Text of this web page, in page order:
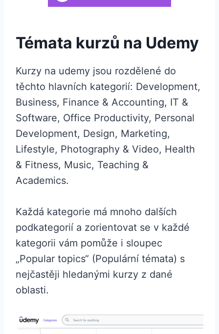
Témata kurzů na Udemy
Kurzy na udemy jsou rozdělené do
těchto hlavních kategorií: Development,
Business, Finance & Accounting, IT &
Software, Office Productivity, Personal
Development, Design, Marketing,
Lifestyle, Photography & Video, Health
& Fitness, Music, Teaching &
Academics.
Každá kategorie má mnoho dalších
podkategorií a zorientovat se v každé
kategorii vám pomůže i sloupec
„Popular topics“ (Populární témata) s
nejčastěji hledanými kurzy z dané
oblasti.